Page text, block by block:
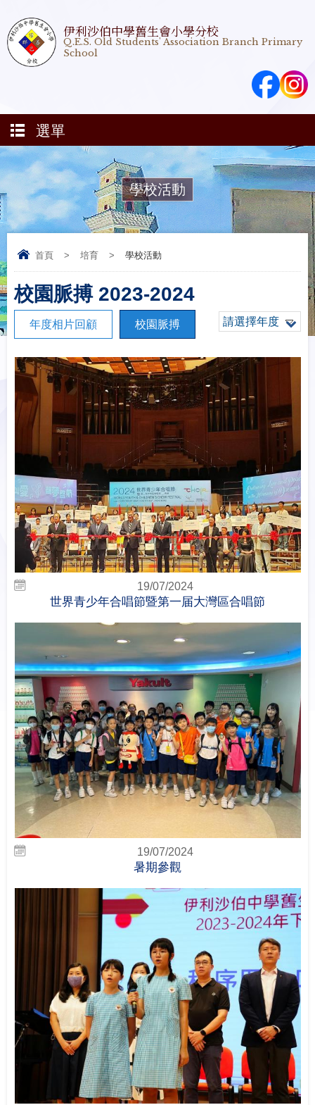
伊利沙伯中學舊生會小學分校
Q.E.S. Old Students' Association Branch Primary
School
選單
學校活動
首頁 > 培育 > 學校活動
校園脈搏 2023-2024
請選擇年度
年度相片回顧 校園脈搏
19/07/2024
世界青少年合唱節暨第一届大灣區合唱節
19/07/2024
暑期參觀